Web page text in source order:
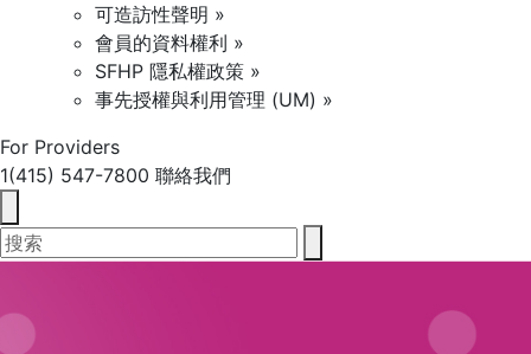
可造訪性聲明 »
會員的資料權利 »
SFHP 隱私權政策 »
事先授權與利用管理 (UM) »
For Providers
1(415) 547-7800 聯絡我們